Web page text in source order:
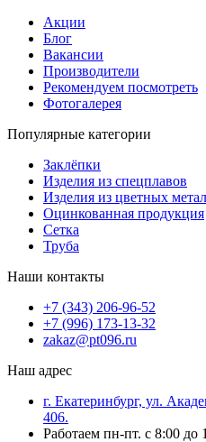
Акции
Блог
Вакансии
Производители
Рекомендуем посмотреть
Фотогалерея
Популярные категории
Заклёпки
Изделия из спецплавов
Изделия из цветных
Оцинкованная продукция
Сетка
Труба
Наши контакты
+7 (343) 206-96-52
+7 (996) 173-13-32
zakaz@pt096.ru
Наш адрес
г. Екатеринбург, ул.
406.
Работаем пн-пт. с 8:00 до